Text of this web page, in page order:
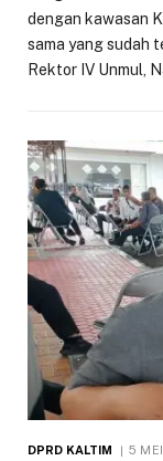
dengan kawasan
sama yang sudah
Rektor IV Unmul,
DPRD KALTIM 5